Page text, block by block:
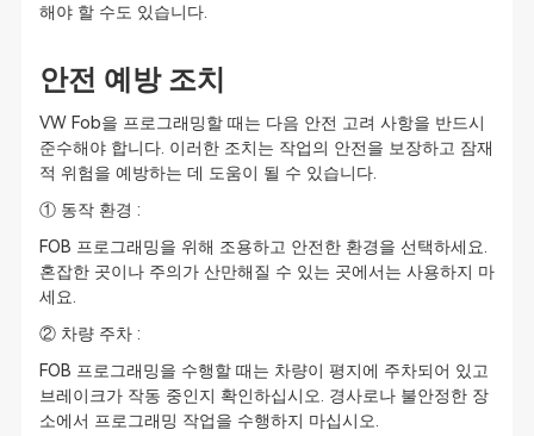
해야 할 수도 있습니다.
안전 예방 조치
VW Fob을 프로그래밍할 때는 다음 안전 고려 사항을 반드시
준수해야 합니다. 이러한 조치는 작업의 안전을 보장하고 잠재
적 위험을 예방하는 데 도움이 될 수 있습니다.
① 동작 환경 :
FOB 프로그래밍을 위해 조용하고 안전한 환경을 선택하세요.
혼잡한 곳이나 주의가 산만해질 수 있는 곳에서는 사용하지 마
세요.
② 차량 주차 :
FOB 프로그래밍을 수행할 때는 차량이 평지에 주차되어 있고
브레이크가 작동 중인지 확인하십시오. 경사로나 불안정한 장
소에서 프로그래밍 작업을 수행하지 마십시오.